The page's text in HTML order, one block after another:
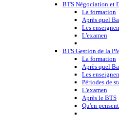
BTS Négociation et
La formation
Après quel
Les
L'examen
BTS Gestion de la
La formation
Après quel
Les
Périodes de
L'examen
Après le BTS
Qu'en